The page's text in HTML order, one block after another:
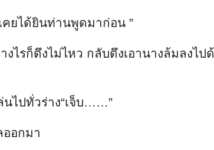
คยได้ยินท่านพูดมาก่อน ”
ไรก็ดึงไม่ไหว กลับดึงเอานางล้มลงไป
ไปทั่วร่าง“เจ็บ……”
ออกมา